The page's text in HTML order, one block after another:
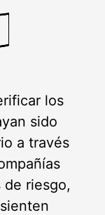
los
sido
a través
de riesgo,